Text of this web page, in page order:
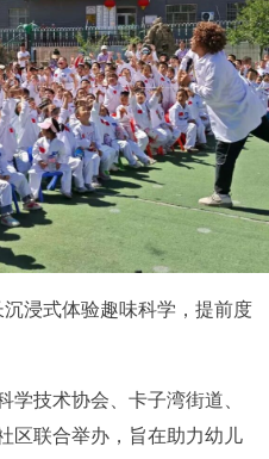
浸式体验趣味科学，提前度
学技术协会、卡子湾街道、
区联合举办，旨在助力幼儿